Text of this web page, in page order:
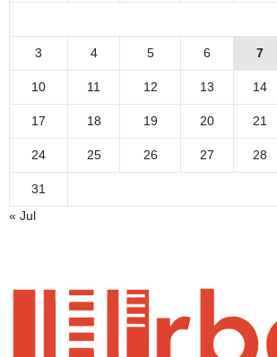
3 4 5 6 7
10 11 12 13 14
17 18 19 20 21
24 25 26 27 28
31
« Jul